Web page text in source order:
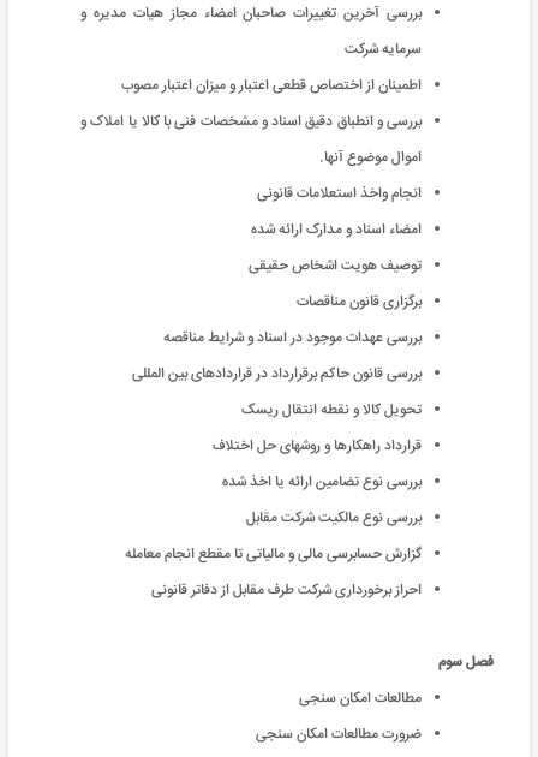
بررسی آخرین تغییرات صاحبان امضاء مجاز هیات مدیره و
سرمایه شرکت
اطمینان از اختصاص قطعی اعتبار و میزان اعتبار مصوب
بررسی و انطباق دقیق اسناد و مشخصات فنی با کالا یا املاک و
اموال موضوع آنها.
انجام واخذ استعلامات قانونی
امضاء اسناد و مدارک ارائه شده
توصیف هویت اشخاص حقیقی
برگزاری قانون مناقصات
بررسی عهدات موجود در اسناد و شرایط مناقصه
بررسی قانون حاکم برقرارداد در قراردادهای بین المللی
تحویل کالا و نقطه انتقال ریسک
قرارداد راهکارها و روشهای حل اختلاف
بررسی نوع تضامین ارائه یا اخذ شده
بررسی نوع مالکیت شرکت مقابل
گزارش حسابرسی مالی و مالیاتی تا مقطع انجام معامله
احراز برخورداری شرکت طرف مقابل از دفاتر قانونی
فصل سوم
مطالعات امکان سنجی
ضرورت مطالعات امکان سنجی